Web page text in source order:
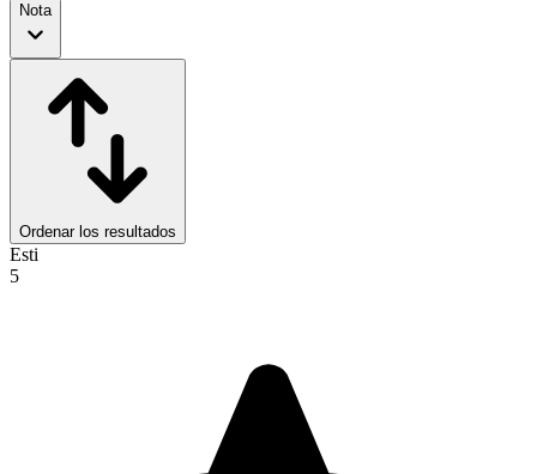
Nota
Ordenar los resultados
Esti
5